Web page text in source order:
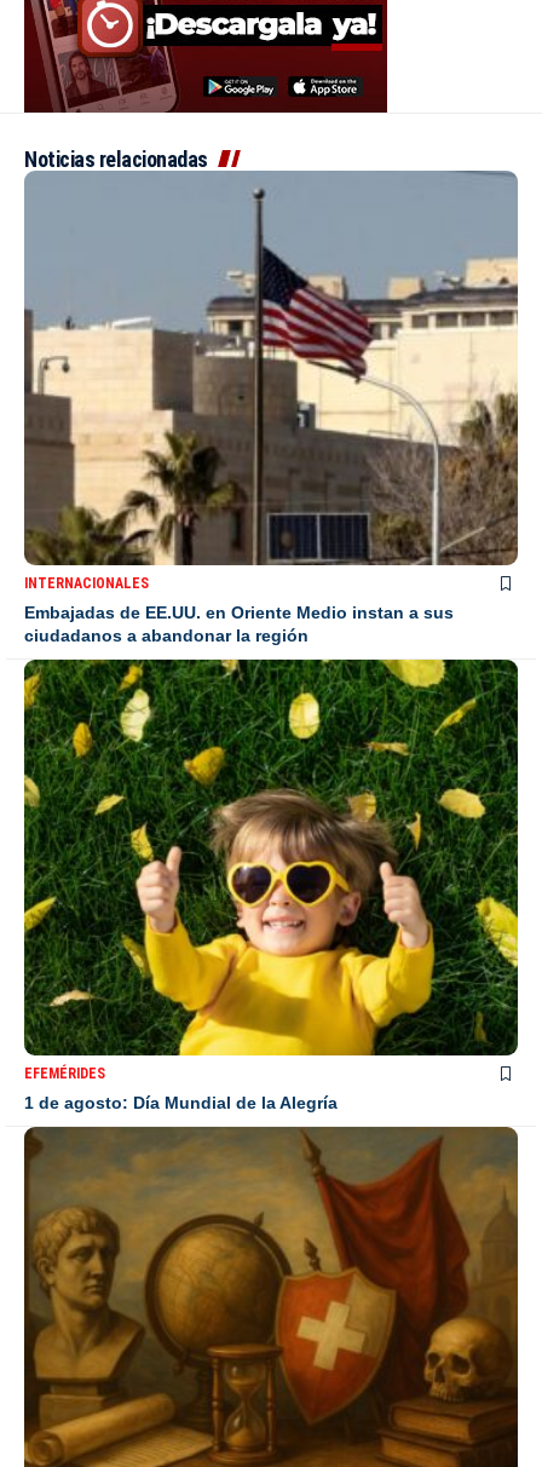
Noticias relacionadas
INTERNACIONALES
Embajadas de EE.UU. en Oriente Medio instan a sus
ciudadanos a abandonar la región
EFEMÉRIDES
1 de agosto: Día Mundial de la Alegría